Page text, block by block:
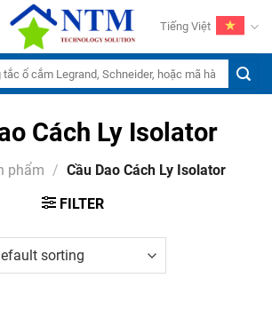
Tiếng Việt
Cách Ly Isolator
phẩm / Cầu Dao Cách Ly Isolator
FILTER